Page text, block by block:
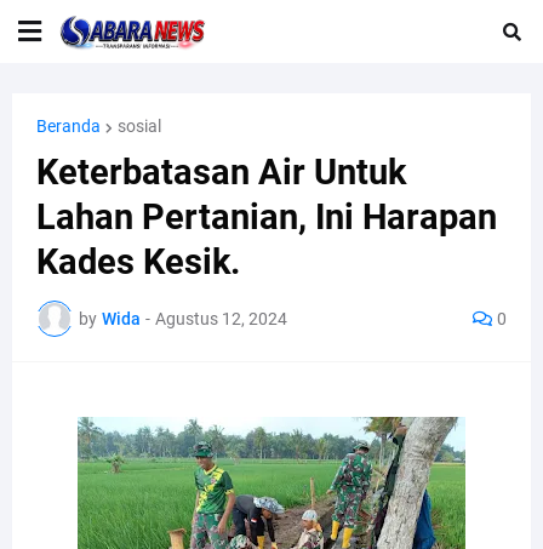
Beranda sosial
Keterbatasan Air Untuk
Lahan Pertanian, Ini Harapan
Kades Kesik.
by Wida - Agustus 12, 2024 0